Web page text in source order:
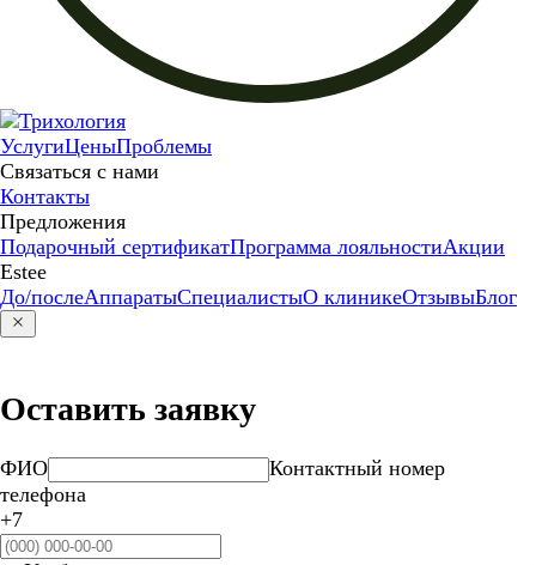
УслугиЦеныПроблемы
Связаться с нами
Контакты
Предложения
Подарочный сертификатПрограмма лояльностиАкции
Estee
До/послеАппаратыСпециалистыО клиникеОтзывыБлог
Оставить заявку
ФИО
Контактный номер
телефона
+7